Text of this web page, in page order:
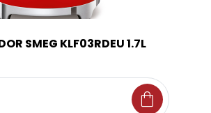
SMEG KLF03RDEU 1.7L
shopping_bag